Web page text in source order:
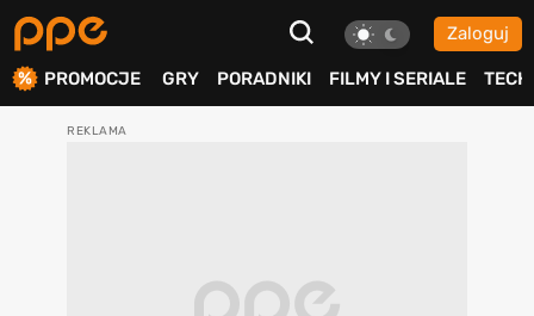
Zaloguj
PROMOCJE GRY PORADNIKI FILMY I SERIALE TECH